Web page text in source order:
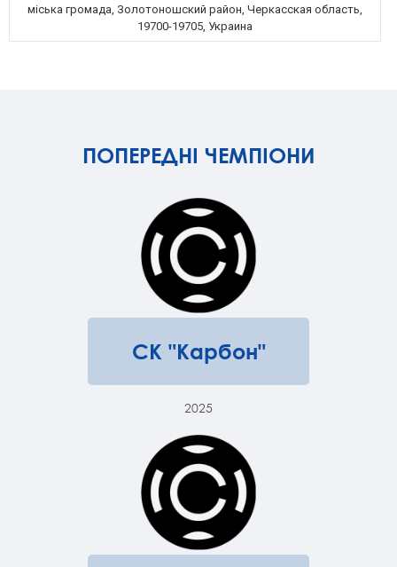
міська громада, Золотоношский район, Черкасская область,
19700-19705, Украина
ПОПЕРЕДНІ ЧЕМПІОНИ
СК "Карбон"
2025